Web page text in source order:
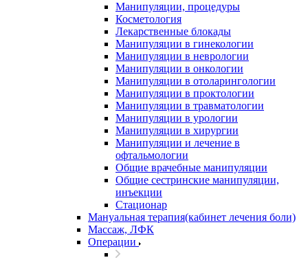
Манипуляции, процедуры
Косметология
Лекарственные блокады
Манипуляции в гинекологии
Манипуляции в неврологии
Манипуляции в онкологии
Манипуляции в отоларингологии
Манипуляции в проктологии
Манипуляции в травматологии
Манипуляции в урологии
Манипуляции в хирургии
Манипуляции и лечение в
офтальмологии
Общие врачебные манипуляции
Общие сестринские манипуляции,
инъекции
Стационар
Мануальная терапия(кабинет лечения боли)
Массаж, ЛФК
Операции